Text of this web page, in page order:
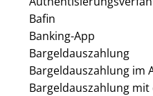
Bafin
Banking-App
Bargeldauszahlung
Bargeldauszahlung im
Bargeldauszahlung